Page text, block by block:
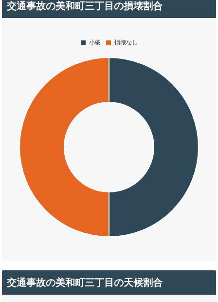
交通事故の美和町三丁目の損壊割合
交通事故の美和町三丁目の天候割合